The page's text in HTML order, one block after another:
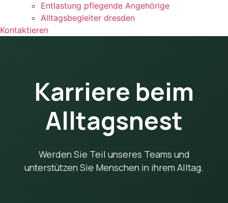
Entlastung pflegende Angehörige
Alltagsbegleiter dresden
Kontaktieren
Karriere beim
Alltagsnest
Werden Sie Teil unseres Teams und
unterstützen Sie Menschen in ihrem Alltag.